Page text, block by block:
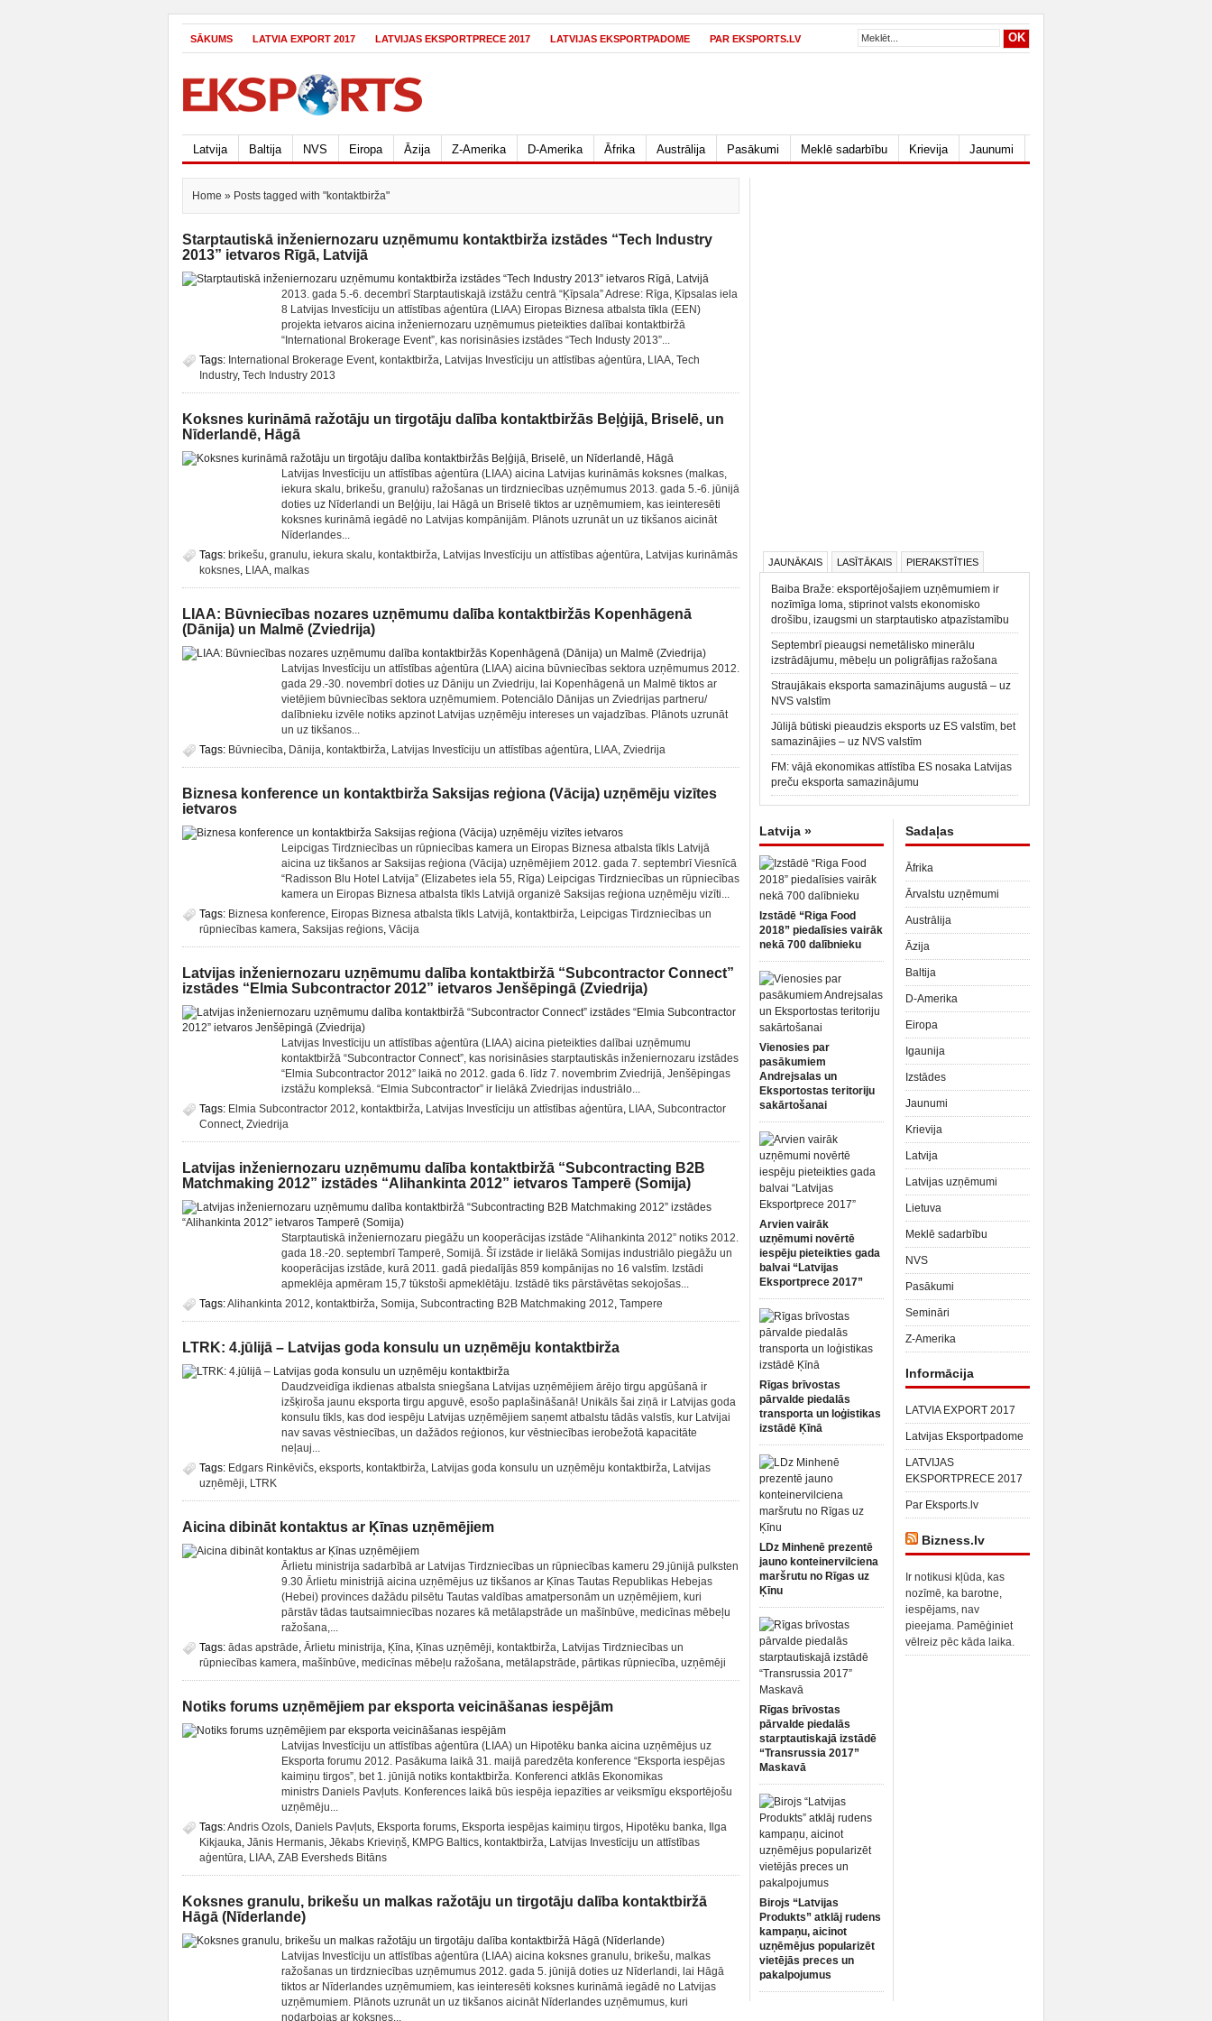
SĀKUMS LATVIA EXPORT 2017 LATVIJAS EKSPORTPRECE 2017 LATVIJAS EKSPORTPADOME PAR EKSPORTS.LV
Latvija Baltija NVS Eiropa Āzija Z-Amerika D-Amerika Āfrika Austrālija Pasākumi Meklē sadarbību Krievija Jaunumi
Home » Posts tagged with "kontaktbirža"
Starptautiskā inženiernozaru uzņēmumu kontaktbirža izstādes “Tech Industry
2013” ietvaros Rīgā, Latvijā
2013. gada 5.-6. decembrī Starptautiskajā izstāžu centrā “Ķīpsala” Adrese: Rīga, Ķīpsalas iela
8 Latvijas Investīciju un attīstības aģentūra (LIAA) Eiropas Biznesa atbalsta tīkla (EEN)
projekta ietvaros aicina inženiernozaru uzņēmumus pieteikties dalībai kontaktbiržā
“International Brokerage Event”, kas norisināsies izstādes “Tech Industy 2013”...
Tags: International Brokerage Event, kontaktbirža, Latvijas Investīciju un attīstības aģentūra, LIAA, Tech
Industry, Tech Industry 2013
Koksnes kurināmā ražotāju un tirgotāju dalība kontaktbiržās Beļģijā, Briselē, un
Nīderlandē, Hāgā
Latvijas Investīciju un attīstības aģentūra (LIAA) aicina Latvijas kurināmās koksnes (malkas,
iekura skalu, brikešu, granulu) ražošanas un tirdzniecības uzņēmumus 2013. gada 5.-6. jūnijā
doties uz Nīderlandi un Beļģiju, lai Hāgā un Briselē tiktos ar uzņēmumiem, kas ieinteresēti
koksnes kurināmā iegādē no Latvijas kompānijām. Plānots uzrunāt un uz tikšanos aicināt
Nīderlandes...
Tags: brikešu, granulu, iekura skalu, kontaktbirža, Latvijas Investīciju un attīstības aģentūra, Latvijas kurināmās
koksnes, LIAA, malkas
LIAA: Būvniecības nozares uzņēmumu dalība kontaktbiržās Kopenhāgenā
(Dānija) un Malmē (Zviedrija)
Latvijas Investīciju un attīstības aģentūra (LIAA) aicina būvniecības sektora uzņēmumus 2012.
gada 29.-30. novembrī doties uz Dāniju un Zviedriju, lai Kopenhāgenā un Malmē tiktos ar
vietējiem būvniecības sektora uzņēmumiem. Potenciālo Dānijas un Zviedrijas partneru/
dalībnieku izvēle notiks apzinot Latvijas uzņēmēju intereses un vajadzības. Plānots uzrunāt
un uz tikšanos...
Tags: Būvniecība, Dānija, kontaktbirža, Latvijas Investīciju un attīstības aģentūra, LIAA, Zviedrija
Biznesa konference un kontaktbirža Saksijas reģiona (Vācija) uzņēmēju vizītes
ietvaros
Leipcigas Tirdzniecības un rūpniecības kamera un Eiropas Biznesa atbalsta tīkls Latvijā
aicina uz tikšanos ar Saksijas reģiona (Vācija) uzņēmējiem 2012. gada 7. septembrī Viesnīcā
“Radisson Blu Hotel Latvija” (Elizabetes iela 55, Rīga) Leipcigas Tirdzniecības un rūpniecības
kamera un Eiropas Biznesa atbalsta tīkls Latvijā organizē Saksijas reģiona uzņēmēju vizīti...
Tags: Biznesa konference, Eiropas Biznesa atbalsta tīkls Latvijā, kontaktbirža, Leipcigas Tirdzniecības un
rūpniecības kamera, Saksijas reģions, Vācija
Latvijas inženiernozaru uzņēmumu dalība kontaktbiržā “Subcontractor Connect”
izstādes “Elmia Subcontractor 2012” ietvaros Jenšēpingā (Zviedrija)
Latvijas Investīciju un attīstības aģentūra (LIAA) aicina pieteikties dalībai uzņēmumu
kontaktbiržā “Subcontractor Connect”, kas norisināsies starptautiskās inženiernozaru izstādes
“Elmia Subcontractor 2012” laikā no 2012. gada 6. līdz 7. novembrim Zviedrijā, Jenšēpingas
izstāžu kompleksā. “Elmia Subcontractor” ir lielākā Zviedrijas industriālo...
Tags: Elmia Subcontractor 2012, kontaktbirža, Latvijas Investīciju un attīstības aģentūra, LIAA, Subcontractor
Connect, Zviedrija
Latvijas inženiernozaru uzņēmumu dalība kontaktbiržā “Subcontracting B2B
Matchmaking 2012” izstādes “Alihankinta 2012” ietvaros Tamperē (Somija)
Starptautiskā inženiernozaru piegāžu un kooperācijas izstāde “Alihankinta 2012” notiks 2012.
gada 18.-20. septembrī Tamperē, Somijā. Šī izstāde ir lielākā Somijas industriālo piegāžu un
kooperācijas izstāde, kurā 2011. gadā piedalījās 859 kompānijas no 16 valstīm. Izstādi
apmeklēja apmēram 15,7 tūkstoši apmeklētāju. Izstādē tiks pārstāvētas sekojošas...
Tags:Alihankinta 2012, kontaktbirža, Somija, Subcontracting B2B Matchmaking 2012, Tampere
LTRK: 4.jūlijā – Latvijas goda konsulu un uzņēmēju kontaktbirža
Daudzveidīga ikdienas atbalsta sniegšana Latvijas uzņēmējiem ārējo tirgu apgūšanā ir
izšķiroša jaunu eksporta tirgu apguvē, esošo paplašināšanā! Unikāls šai ziņā ir Latvijas goda
konsulu tīkls, kas dod iespēju Latvijas uzņēmējiem saņemt atbalstu tādās valstīs, kur Latvijai
nav savas vēstniecības, un dažādos reģionos, kur vēstniecības ierobežotā kapacitāte
neļauj...
Tags: Edgars Rinkēvičs, eksports, kontaktbirža, Latvijas goda konsulu un uzņēmēju kontaktbirža, Latvijas
uzņēmēji, LTRK
Aicina dibināt kontaktus ar Ķīnas uzņēmējiem
Ārlietu ministrija sadarbībā ar Latvijas Tirdzniecības un rūpniecības kameru 29.jūnijā pulksten
9.30 Ārlietu ministrijā aicina uzņēmējus uz tikšanos ar Ķīnas Tautas Republikas Hebejas
(Hebei) provinces dažādu pilsētu Tautas valdības amatpersonām un uzņēmējiem, kuri
pārstāv tādas tautsaimniecības nozares kā metālapstrāde un mašīnbūve, medicīnas mēbeļu
ražošana,...
Tags: ādas apstrāde, Ārlietu ministrija, Ķīna, Ķīnas uzņēmēji, kontaktbirža, Latvijas Tirdzniecības un
rūpniecības kamera, mašīnbūve, medicīnas mēbeļu ražošana, metālapstrāde, pārtikas rūpniecība, uzņēmēji
Notiks forums uzņēmējiem par eksporta veicināšanas iespējām
Latvijas Investīciju un attīstības aģentūra (LIAA) un Hipotēku banka aicina uzņēmējus uz
Eksporta forumu 2012. Pasākuma laikā 31. maijā paredzēta konference “Eksporta iespējas
kaimiņu tirgos”, bet 1. jūnijā notiks kontaktbirža. Konferenci atklās Ekonomikas
ministrs Daniels Pavļuts. Konferences laikā būs iespēja iepazīties ar veiksmīgu eksportējošu
uzņēmēju...
Tags:Andris Ozols, Daniels Pavļuts, Eksporta forums, Eksporta iespējas kaimiņu tirgos, Hipotēku banka,
Ilga
Kikjauka, Jānis Hermanis, Jēkabs Krieviņš, KMPG Baltics, kontaktbirža, Latvijas Investīciju un attīstības
aģentūra, LIAA, ZAB Eversheds Bitāns
Koksnes granulu, brikešu un malkas ražotāju un tirgotāju dalība kontaktbiržā
Hāgā (Nīderlande)
Latvijas Investīciju un attīstības aģentūra (LIAA) aicina koksnes granulu, brikešu, malkas
ražošanas un tirdzniecības uzņēmumus 2012. gada 5. jūnijā doties uz Nīderlandi, lai Hāgā
tiktos ar Nīderlandes uzņēmumiem, kas ieinteresēti koksnes kurināmā iegādē no Latvijas
uzņēmumiem. Plānots uzrunāt un uz tikšanos aicināt Nīderlandes uzņēmumus, kuri
nodarbojas ar koksnes...
JAUNĀKAIS LASĪTĀKAIS PIERAKSTĪTIES
Baiba Braže: eksportējošajiem uzņēmumiem ir
nozīmīga loma, stiprinot valsts ekonomisko
drošību, izaugsmi un starptautisko atpazīstamību
Septembrī pieaugsi nemetālisko minerālu
izstrādājumu, mēbeļu un poligrāfijas ražošana
Straujākais eksporta samazinājums augustā – uz
NVS valstīm
Jūlijā būtiski pieaudzis eksports uz ES valstīm, bet
samazinājies – uz NVS valstīm
FM: vājā ekonomikas attīstība ES nosaka Latvijas
preču eksporta samazinājumu
Latvija »
Izstādē “Riga Food
2018” piedalīsies vairāk
nekā 700 dalībnieku
Vienosies par
pasākumiem
Andrejsalas un
Eksportostas teritoriju
sakārtošanai
Arvien vairāk
uzņēmumi novērtē
iespēju pieteikties gada
balvai “Latvijas
Eksportprece 2017”
Rīgas brīvostas
pārvalde piedalās
transporta un loģistikas
izstādē Ķīnā
LDz Minhenē prezentē
jauno konteinervilciena
maršrutu no Rīgas uz
Ķīnu
Rīgas brīvostas
pārvalde piedalās
starptautiskajā izstādē
“Transrussia 2017”
Maskavā
Birojs “Latvijas
Produkts” atklāj rudens
kampaņu, aicinot
uzņēmējus popularizēt
vietējās preces un
pakalpojumus
Sadaļas
Āfrika
Ārvalstu uzņēmumi
Austrālija
Āzija
Baltija
D-Amerika
Eiropa
Igaunija
Izstādes
Jaunumi
Krievija
Latvija
Latvijas uzņēmumi
Lietuva
Meklē sadarbību
NVS
Pasākumi
Semināri
Z-Amerika
Informācija
LATVIA EXPORT 2017
Latvijas Eksportpadome
LATVIJAS
EKSPORTPRECE 2017
Par Eksports.lv
Bizness.lv
Ir notikusi kļūda, kas
nozīmē, ka barotne,
iespējams, nav
pieejama. Pamēģiniet
vēlreiz pēc kāda laika.